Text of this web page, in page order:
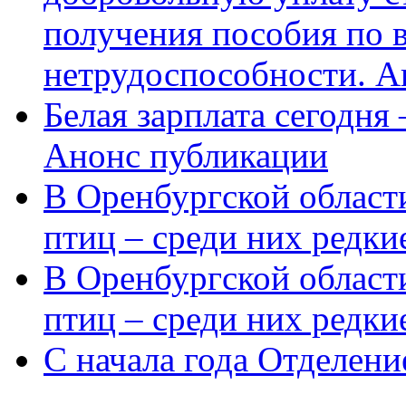
получения пособия по
нетрудоспособности.
Белая зарплата
Анонс публикации
В Оренбургской
птиц – среди них
В Оренбургской
птиц – среди них
С начала года